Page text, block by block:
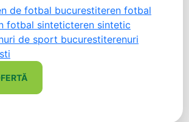
de fotbal bucurestiteren fotbal
fotbal sinteticteren sintetic
de sport bucurestiterenuri